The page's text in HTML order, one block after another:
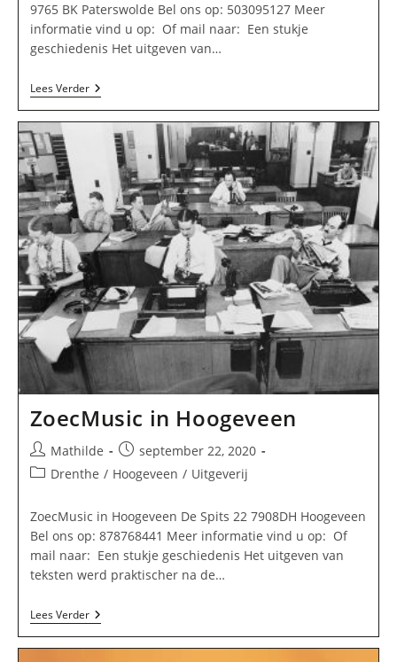
9765 BK Paterswolde Bel ons op: 503095127 Meer
informatie vind u op: Of mail naar: Een stukje
geschiedenis Het uitgeven van…
Lees VerderHendriksen
/
W
Paterswolde
ZoecMusic in Hoogeveen
Bericht
auteur:
Mathilde
Bericht
gepubliceerd
september 22, 2020
Berichtcategorie:
Drenthe / Hoogeveen / Uitgeverij
ZoecMusic in Hoogeveen De Spits 22 7908DH Hoogeveen
Bel ons op: 878768441 Meer informatie vind u op: Of
mail naar: Een stukje geschiedenis Het uitgeven van
teksten werd praktischer na de…
Lees VerderZoecMusic
In